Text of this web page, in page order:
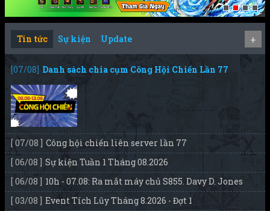
Tin tức Sự kiện Update +
[07/08] Danh sách chia cụm Công Hội Chiến Lần 77
[ 07/08 ] Công hội chiến liên server lần 77
[ 06/08 ] Sự kiện Tuần 1 Tháng 08.2026
[ 06/08 ] 10h - 07.08: Ra mắt máy chủ S855. Davy D. Jones
[ 03/08 ] Event Tích Lũy Tháng 8.2026 - Đợt 1